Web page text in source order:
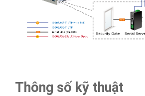
Thông số kỹ thuật